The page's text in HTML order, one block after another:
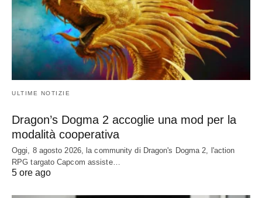
ULTIME NOTIZIE
Dragon’s Dogma 2 accoglie una mod per la
modalità cooperativa
Oggi, 8 agosto 2026, la community di Dragon's Dogma 2, l'action
RPG targato Capcom assiste…
5 ore ago